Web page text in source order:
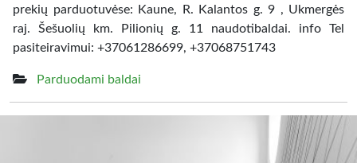
prekių parduotuvėse: Kaune, R. Kalantos g. 9 , Ukmergės
raj. Šešuolių km. Pilionių g. 11 naudotibaldai. info Tel
pasiteiravimui: +37061286699, +37068751743
Parduodami baldai